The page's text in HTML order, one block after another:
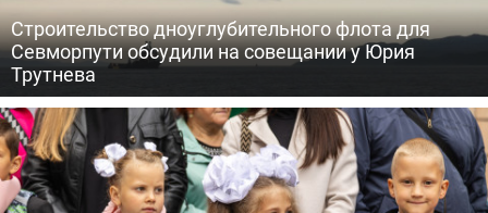
Строительство дноуглубительного флота для
Севморпути обсудили на совещании у Юрия
Трутнева